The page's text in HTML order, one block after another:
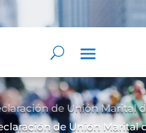
de Unión Marital
de Unión Marital